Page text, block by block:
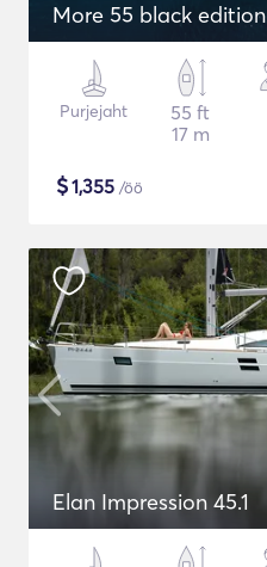
More 55 black edition
Purjejaht
55 ft
17 m
$1,355 /öö
Elan Impression 45.1